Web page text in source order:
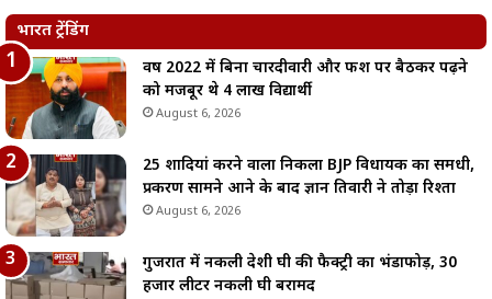
भारत ट्रेंडिंग
वर्ष 2022 में बिना चारदीवारी और फर्श पर बैठकर पढ़ने
को मजबूर थे 4 लाख विद्यार्थी
August 6, 2026
25 शादियां करने वाला निकला BJP विधायक का समधी,
प्रकरण सामने आने के बाद ज्ञान तिवारी ने तोड़ा रिश्ता
August 6, 2026
गुजरात में नकली देशी घी की फैक्ट्री का भंडाफोड़, 30
हजार लीटर नकली घी बरामद